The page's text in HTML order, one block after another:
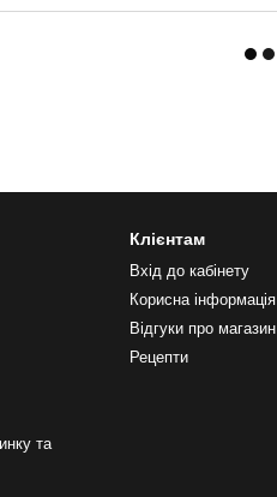
та
Клієнтам
Вхід до кабінету
Корисна інформація
Відгуки про магазин
Рецепти